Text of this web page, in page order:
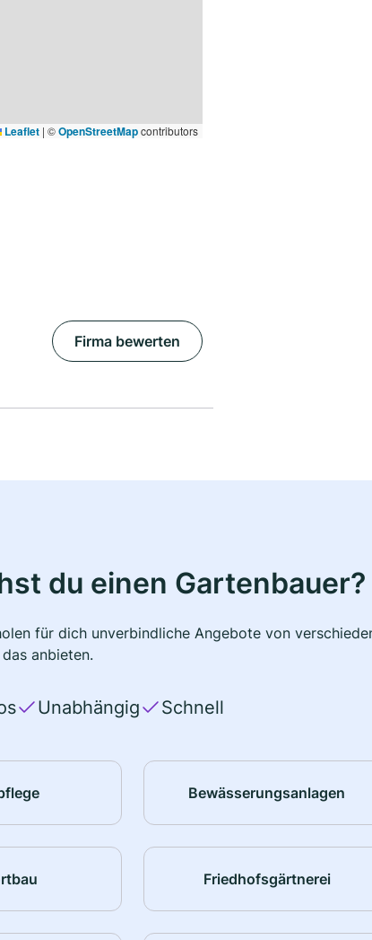
Leaflet | ©OpenStreetMapcontributors
Firma bewerten
du einen Gartenbauer?
für dich unverbindliche Angebote von
anbieten.
Unabhängig Schnell
Bewässerungsanlagen
Friedhofsgärtnerei